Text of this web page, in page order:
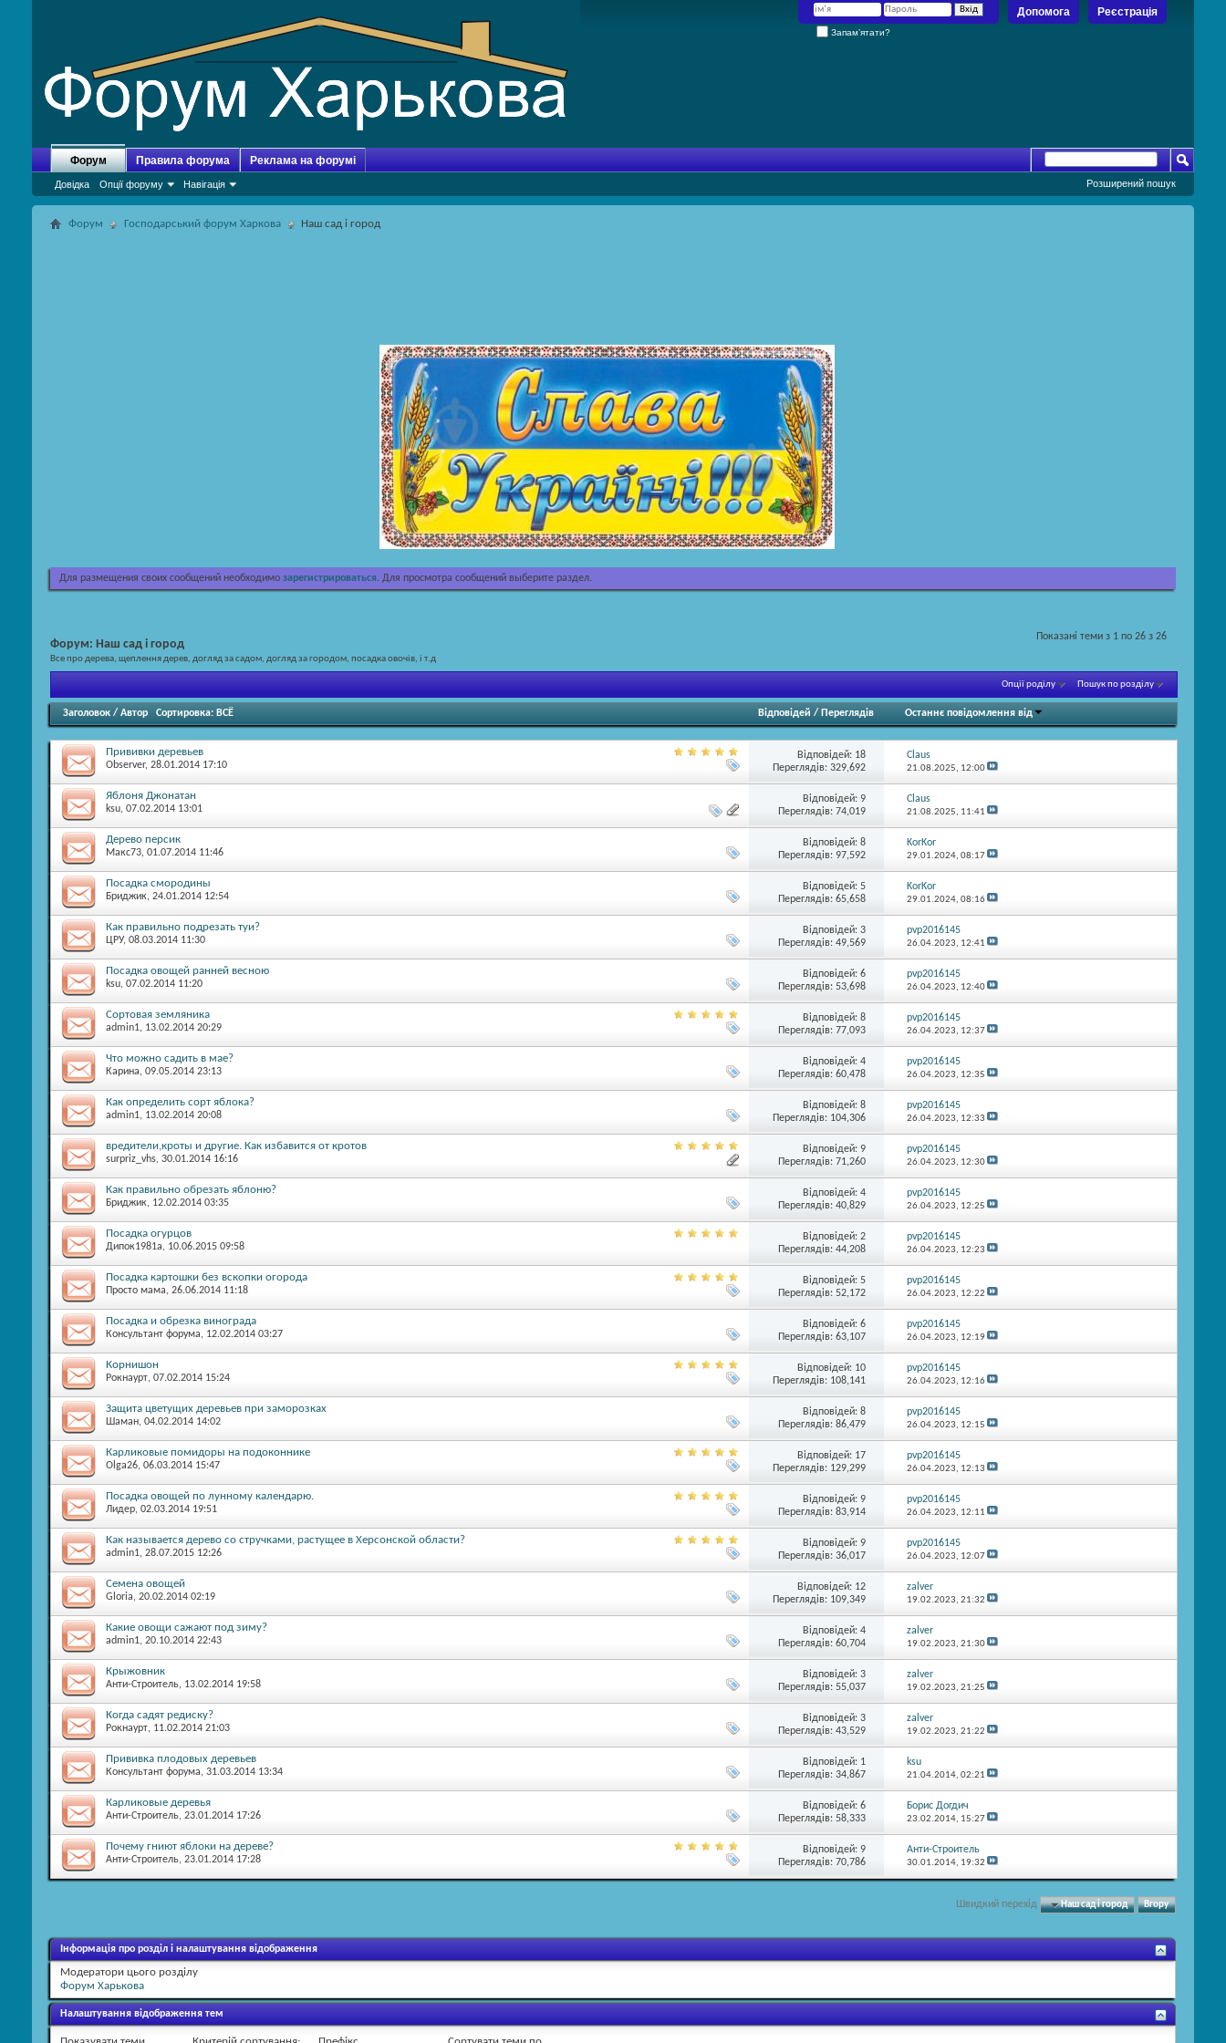
Реєстрація
Допомога
Запам’ятати?
Форум
Довідка Опції форуму Навігація
Правила форума Реклама на форумі
Розширений пошук
Форум Господарський форум Харкова Наш сад і город
Для размещения своих сообщений необходимо зарегистрироваться. Для просмотра сообщений выберите раздел.
Показані теми з 1 по 26 з 26
Форум: Наш сад і город
Все про дерева, щеплення дерев, догляд за садом, догляд за городом, посадка овочів, і т.д
Опції роділу Пошук по розділу
Заголовок / Автор Сортировка: ВСЁ Відповідей / Переглядів Останнє повідомлення від
Прививки деревьев
Observer, 28.01.2014 17:10
Відповідей: 18
Переглядів: 329,692
Claus
21.08.2025, 12:00
Яблоня Джонатан
ksu, 07.02.2014 13:01
Відповідей:9
Переглядів: 74,019
Claus
21.08.2025, 11:41
Дерево персик
Макс73, 01.07.2014 11:46
Відповідей:8
Переглядів: 97,592
KorKor
29.01.2024, 08:17
Посадка смородины
Бриджик, 24.01.2014 12:54
Відповідей:5
Переглядів: 65,658
KorKor
29.01.2024, 08:16
Как правильно подрезать туи?
ЦРУ, 08.03.2014 11:30
Відповідей:3
Переглядів: 49,569
pvp2016145
26.04.2023, 12:41
Посадка овощей ранней весною
ksu, 07.02.2014 11:20
Відповідей:6
Переглядів: 53,698
pvp2016145
26.04.2023, 12:40
Сортовая земляника
admin1, 13.02.2014 20:29
Відповідей:8
Переглядів: 77,093
pvp2016145
26.04.2023, 12:37
Что можно садить в мае?
Карина, 09.05.2014 23:13
Відповідей:4
Переглядів: 60,478
pvp2016145
26.04.2023, 12:35
Как определить сорт яблока?
admin1, 13.02.2014 20:08
Відповідей:8
Переглядів: 104,306
pvp2016145
26.04.2023, 12:33
вредители,кроты и другие. Как избавится от кротов
surpriz_vhs, 30.01.2014 16:16
Відповідей:9
Переглядів: 71,260
pvp2016145
26.04.2023, 12:30
Как правильно обрезать яблоню?
Бриджик, 12.02.2014 03:35
Відповідей:4
Переглядів: 40,829
pvp2016145
26.04.2023, 12:25
Посадка огурцов
Дипок1981а, 10.06.2015 09:58
Відповідей:2
Переглядів: 44,208
pvp2016145
26.04.2023, 12:23
Посадка картошки без вскопки огорода
Просто мама, 26.06.2014 11:18
Відповідей:5
Переглядів: 52,172
pvp2016145
26.04.2023, 12:22
Посадка и обрезка винограда
Консультант форума, 12.02.2014 03:27
Відповідей:6
Переглядів: 63,107
pvp2016145
26.04.2023, 12:19
Корнишон
Рокнаурт, 07.02.2014 15:24
Відповідей: 10
Переглядів: 108,141
pvp2016145
26.04.2023, 12:16
Защита цветущих деревьев при заморозках
Шаман, 04.02.2014 14:02
Відповідей:8
Переглядів: 86,479
pvp2016145
26.04.2023, 12:15
Карликовые помидоры на подоконнике
Olga26, 06.03.2014 15:47
Відповідей: 17
Переглядів: 129,299
pvp2016145
26.04.2023, 12:13
Посадка овощей по лунному календарю.
Лидер, 02.03.2014 19:51
Відповідей:9
Переглядів: 83,914
pvp2016145
26.04.2023, 12:11
Как называется дерево со стручками, растущее в Херсонской области?
admin1, 28.07.2015 12:26
Відповідей:9
Переглядів: 36,017
pvp2016145
26.04.2023, 12:07
Семена овощей
Gloria, 20.02.2014 02:19
Відповідей: 12
Переглядів: 109,349
zalver
19.02.2023, 21:32
Какие овощи сажают под зиму?
admin1, 20.10.2014 22:43
Відповідей:4
Переглядів: 60,704
zalver
19.02.2023, 21:30
Крыжовник
Анти-Строитель, 13.02.2014 19:58
Відповідей:3
Переглядів: 55,037
zalver
19.02.2023, 21:25
Когда садят редиску?
Рокнаурт, 11.02.2014 21:03
Відповідей:3
Переглядів: 43,529
zalver
19.02.2023, 21:22
Прививка плодовых деревьев
Консультант форума, 31.03.2014 13:34
Відповідей: 1
Переглядів: 34,867
ksu
21.04.2014, 02:21
Карликовые деревья
Анти-Строитель, 23.01.2014 17:26
Відповідей:6
Переглядів: 58,333
Борис Догдич
23.02.2014, 15:27
Почему гниют яблоки на дереве?
Анти-Строитель, 23.01.2014 17:28
Відповідей:9
Переглядів: 70,786
Анти-Строитель
30.01.2014, 19:32
Швидкий перехід Наш сад і город Вгору
Інформація про розділ і налаштування відображення
Модератори цього розділу
Форум Харькова
Налаштування відображення тем